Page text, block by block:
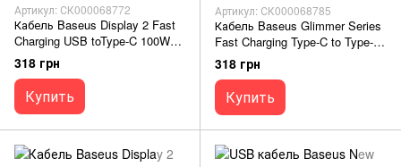
Артикул: СК000068772
Кабель Baseus Display 2 Fast
Charging USB toType-C 100W
1m white
318 грн
Купить
Артикул: СК000068785
Кабель Baseus Glimmer Series
Fast Charging Type-C to Type-C
100W 1m black
318 грн
Купить